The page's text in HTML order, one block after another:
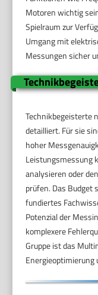
Motoren wichtig
Spielraum zur
Umgang mit
Messungen sicher
Technikbegeisterte
detailliert. Für sie
hoher
Leistungsmessung
analysieren oder
prüfen. Das Budget
fundiertes
Potenzial der
komplexere
Gruppe ist das
Energieoptimierung